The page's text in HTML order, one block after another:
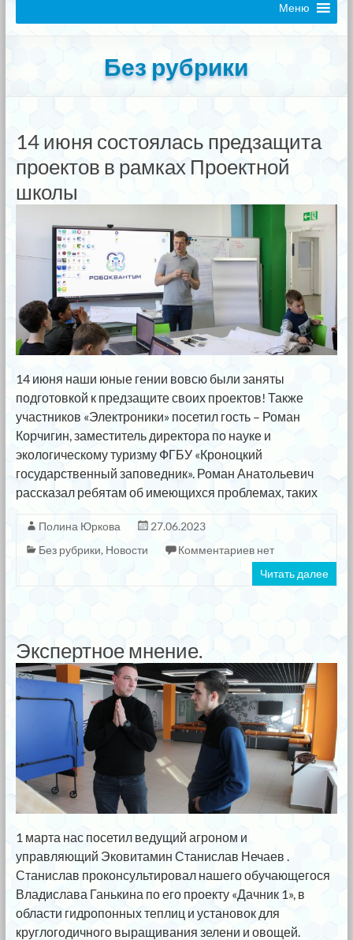
Меню
Без рубрики
14 июня состоялась предзащита
проектов в рамках Проектной
школы
14 июня наши юные гении вовсю были заняты
подготовкой к предзащите своих проектов! Также
участников «Электроники» посетил гость – Роман
Корчигин, заместитель директора по науке и
экологическому туризму ФГБУ «Кроноцкий
государственный заповедник». Роман Анатольевич
рассказал ребятам об имеющихся проблемах, таких
Полина Юркова
27.06.2023
Без рубрики, Новости
Комментариев нет
Читать далее
Экспертное мнение.
1 марта нас посетил ведущий агроном и
управляющий Эковитамин Станислав Нечаев .
Станислав проконсультировал нашего обучающегося
Владислава Ганькина по его проекту «Дачник 1», в
области гидропонных теплиц и установок для
круглогодичного выращивания зелени и овощей.